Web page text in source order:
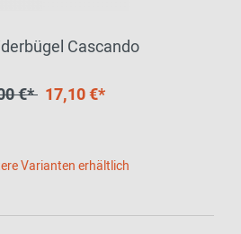
Cascando
€* 17,10 €*
Varianten erhältlich